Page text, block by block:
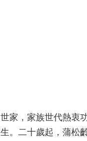
家，家族世代熱衷
。二十歲起，蒲松